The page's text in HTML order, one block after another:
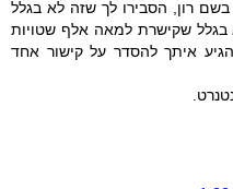
בשם רון, הסבירו לך שזה לא בגלל
שקישרת למאה אלף שטויות
איתך להסדר על קישור אחד